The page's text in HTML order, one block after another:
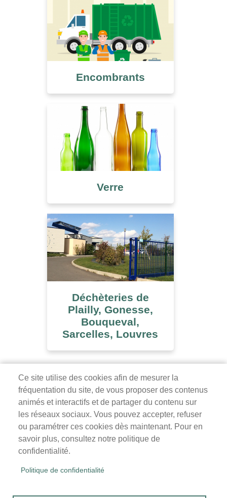
Encombrants
Verre
Déchèteries de
Plailly, Gonesse,
Bouqueval,
Sarcelles, Louvres
Ce site utilise des cookies afin de mesurer la
fréquentation du site, de vous proposer des contenus
animés et interactifs et de partager du contenu sur
les réseaux sociaux. Vous pouvez accepter, refuser
ou paramétrer ces cookies dès maintenant. Pour en
savoir plus, consultez notre politique de
confidentialité.
Politique de confidentialité
Mairie de Survilliers
3 rue de la Liberté
95470 Survilliers
Tél. 01 34 68 26 00
mercredi, samedi : 9h-12h
Accueil